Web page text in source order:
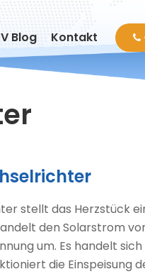
Blog Kontakt
stellt das Herzstück
den Solarstrom
um. Es handelt
die Einspeisung